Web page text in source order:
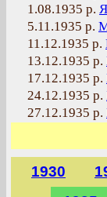
1.08.1935 р.
5.11.1935 р.
11.12.1935 р.
13.12.1935 р.
17.12.1935 р.
24.12.1935 р.
27.12.1935 р.
1930